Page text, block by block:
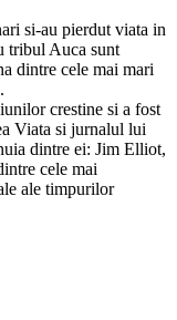
si-au pierdut viata in
tribul Auca sunt
dintre cele mai mari
crestine si a fost
Viata si jurnalul lui
dintre ei: Jim Elliot,
cele mai
ale timpurilor